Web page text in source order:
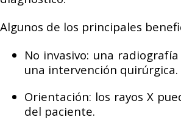
Algunos de los principales
No invasivo: una
una intervención quirúrgica.
Orientación: los rayos X
del paciente.